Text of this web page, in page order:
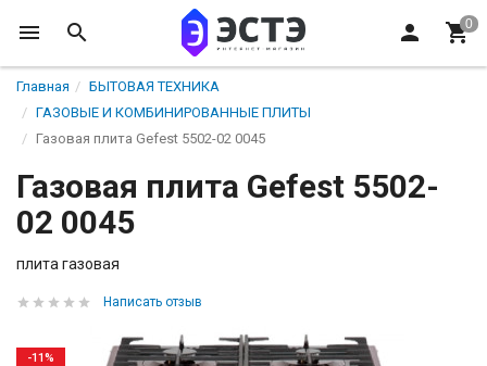
Главная
БЫТОВАЯ ТЕХНИКА
ГАЗОВЫЕ И КОМБИНИРОВАННЫЕ ПЛИТЫ
Газовая плита Gefest 5502-02 0045
Газовая плита Gefest 5502-
02 0045
плита газовая
Написать отзыв
-11%